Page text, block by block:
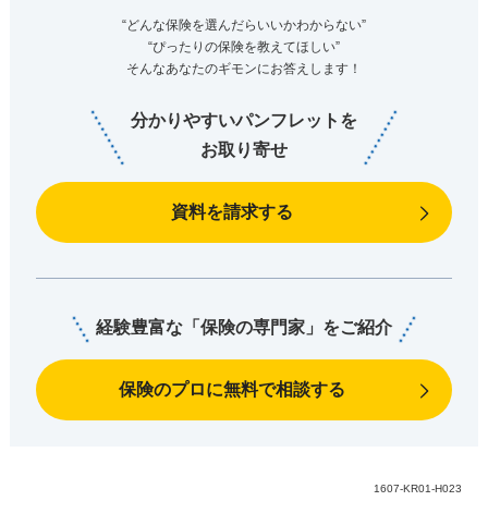
“どんな保険を選んだらいいかわからない”
“ぴったりの保険を教えてほしい”
そんなあなたのギモンにお答えします！
分かりやすいパンフレットを
お取り寄せ
資料を請求する
経験豊富な「保険の専門家」をご紹介
保険のプロに無料で相談する
1607-KR01-H023